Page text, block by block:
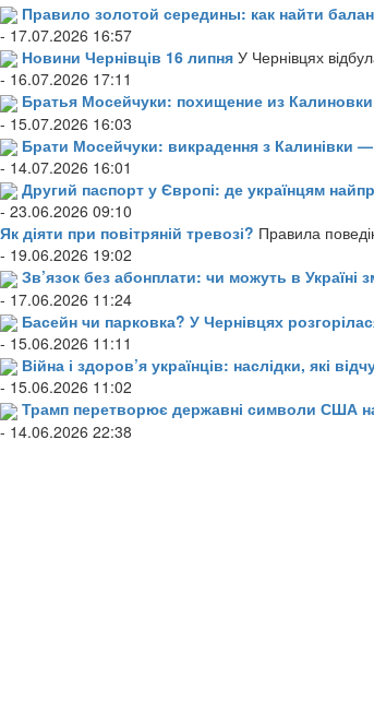
Правило золотой середины: как найти
- 17.07.2026 16:57
Новини Чернівців 16 липня У Чернівцях
- 16.07.2026 17:11
Братья Мосейчуки: похищение из
- 15.07.2026 16:03
Брати Мосейчуки: викрадення з Калинівки
- 14.07.2026 16:01
Другий паспорт у Європі: де українцям
- 23.06.2026 09:10
Як діяти при повітряній тревозі? Правила
- 19.06.2026 19:02
Зв’язок без абонплати: чи можуть в
- 17.06.2026 11:24
Басейн чи парковка? У Чернівцях
- 15.06.2026 11:11
Війна і здоров’я українців: наслідки, які
- 15.06.2026 11:02
Трамп перетворює державні символи США
- 14.06.2026 22:38